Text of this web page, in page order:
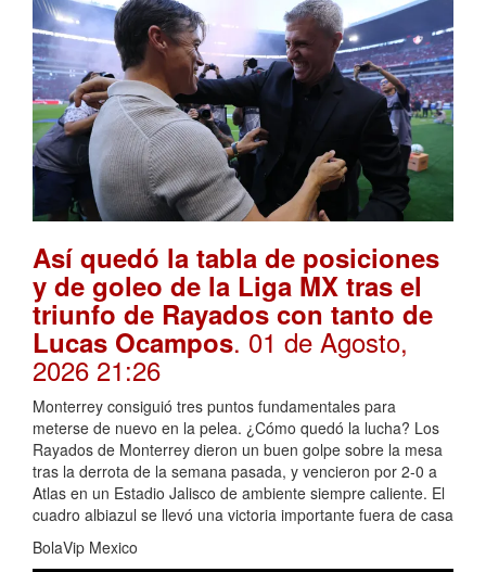
Así quedó la tabla de posiciones
y de goleo de la Liga MX tras el
triunfo de Rayados con tanto de
Lucas Ocampos. 01 de Agosto,
2026 21:26
Monterrey consiguió tres puntos fundamentales para
meterse de nuevo en la pelea. ¿Cómo quedó la lucha? Los
Rayados de Monterrey dieron un buen golpe sobre la mesa
tras la derrota de la semana pasada, y vencieron por 2-0 a
Atlas en un Estadio Jalisco de ambiente siempre caliente. El
cuadro albiazul se llevó una victoria importante fuera de casa
BolaVip Mexico